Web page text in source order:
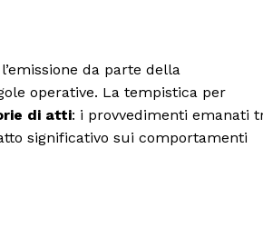
da parte della
operative. La tempistica per
di atti: i provvedimenti emanati
significativo sui comportamenti